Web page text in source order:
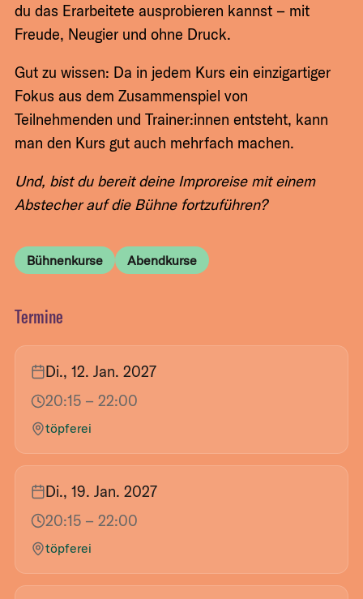
du das Erarbeitete ausprobieren kannst – mit
Freude, Neugier und ohne Druck.
Gut zu wissen: Da in jedem Kurs ein einzigartiger
Fokus aus dem Zusammenspiel von
Teilnehmenden und Trainer:innen entsteht, kann
man den Kurs gut auch mehrfach machen.
Und, bist du bereit deine Improreise mit einem
Abstecher auf die Bühne fortzuführen?
Bühnenkurse Abendkurse
Termine
Di., 12. Jan. 2027
20:15 – 22:00
töpferei
Di., 19. Jan. 2027
20:15 – 22:00
töpferei